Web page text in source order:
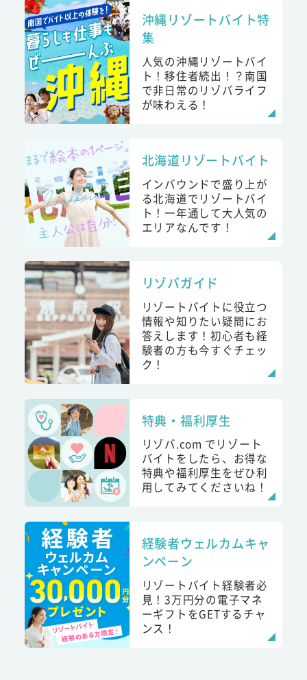
沖縄リゾートバイト特
集
人気の沖縄リゾートバイ
ト！移住者続出！？南国
で非日常のリゾバライフ
が味わえる！
北海道リゾートバイト
インバウンドで盛り上が
る北海道でリゾートバイ
ト！一年通して大人気の
エリアなんです！
リゾバガイド
リゾートバイトに役立つ
情報や知りたい疑問にお
答えします！初心者も経
験者の方も今すぐチェッ
ク！
特典・福利厚生
リゾバ.com でリゾート
バイトをしたら、お得な
特典や福利厚生をぜひ利
用してみてくださいね！
経験者ウェルカムキャ
ンペーン
リゾートバイト経験者必
見！3万円分の電子マネ
ーギフトをGETするチャ
ンス！